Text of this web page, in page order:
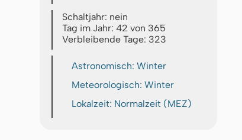
Schaltjahr: nein
Tag im Jahr: 42 von 365
Verbleibende Tage: 323
Astronomisch: Winter
Meteorologisch: Winter
Lokalzeit: Normalzeit (MEZ)